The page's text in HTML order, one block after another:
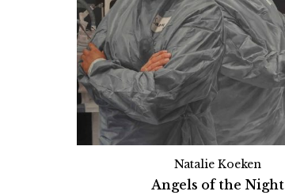
Natalie Koeken
Angels of the Night